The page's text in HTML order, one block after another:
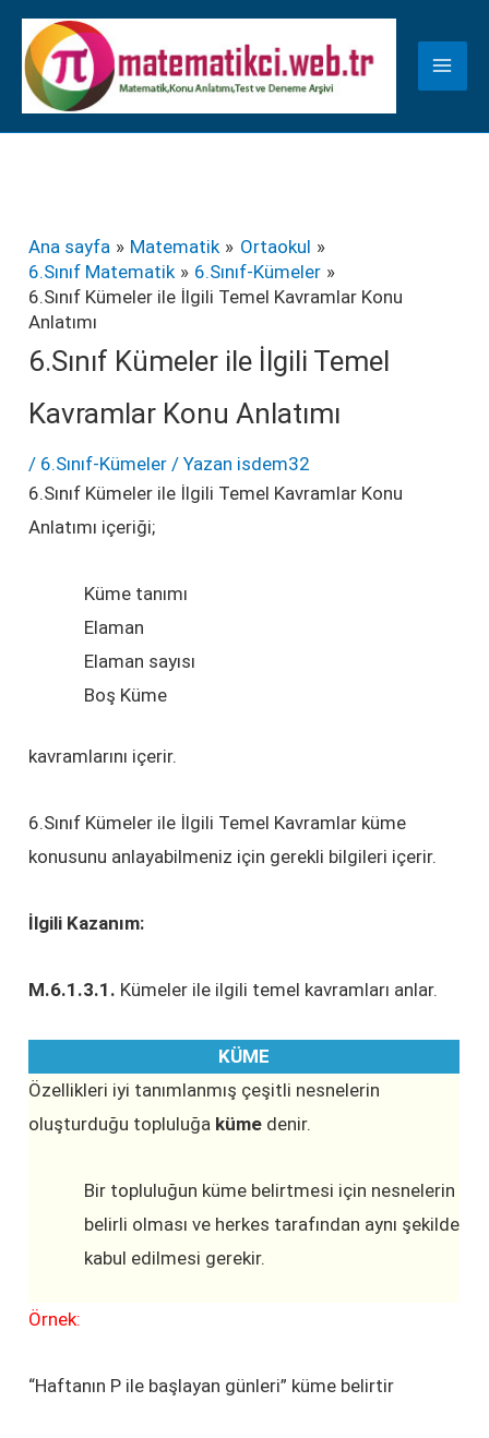
İçeriğe
atla
Ana sayfa Matematik
Ortaokul
6.Sınıf Matematik
6.Sınıf-Kümeler
6.Sınıf Kümeler ile İlgili Temel Kavramlar Konu
Anlatımı
6.Sınıf Kümeler ile İlgili Temel
Kavramlar Konu Anlatımı
/ 6.Sınıf-Kümeler / Yazan isdem32
6.Sınıf Kümeler ile İlgili Temel Kavramlar Konu
Anlatımı içeriği;
Küme tanımı
Elaman
Elaman sayısı
Boş Küme
kavramlarını içerir.
6.Sınıf Kümeler ile İlgili Temel Kavramlar küme
konusunu anlayabilmeniz için gerekli bilgileri içerir.
İlgili Kazanım:
M.6.1.3.1. Kümeler ile ilgili temel kavramları anlar.
KÜME
Özellikleri iyi tanımlanmış çeşitli nesnelerin
oluşturduğu topluluğa küme denir.
Bir topluluğun küme belirtmesi için nesnelerin
belirli olması ve herkes tarafından aynı şekilde
kabul edilmesi gerekir.
Örnek:
“Haftanın P ile başlayan günleri” küme belirtir
K
a
t
e
r
i
l
e